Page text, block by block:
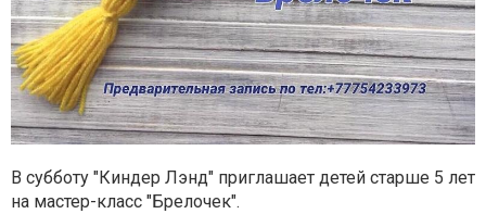
В субботу "Киндер Лэнд" приглашает детей старше 5 лет
на мастер-класс "Брелочек".